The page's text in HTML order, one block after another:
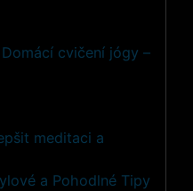
cvičení jógy –
meditaci a
a Pohodlné Tipy